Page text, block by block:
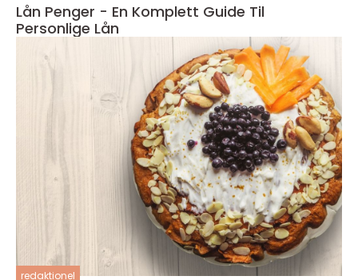
Lån Penger - En Komplett Guide Til
Personlige Lån
redaktionel